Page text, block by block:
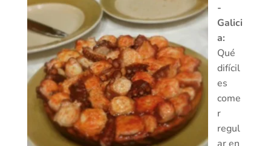
-
Galici
a:
Qué
difícil
es
come
r
regul